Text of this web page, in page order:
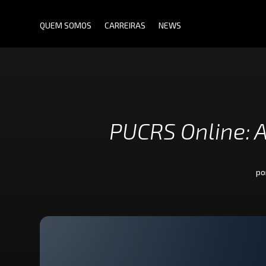
QUEM SOMOS CARREIRAS NEWS
PUCRS